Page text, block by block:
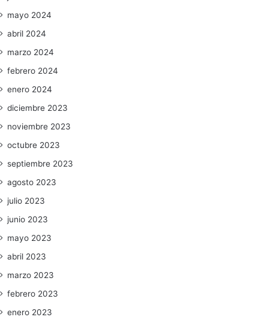
mayo 2024
abril 2024
marzo 2024
febrero 2024
enero 2024
diciembre 2023
noviembre 2023
octubre 2023
septiembre 2023
agosto 2023
julio 2023
junio 2023
mayo 2023
abril 2023
marzo 2023
febrero 2023
enero 2023